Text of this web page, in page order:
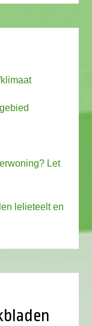
Let
lelieteelt en